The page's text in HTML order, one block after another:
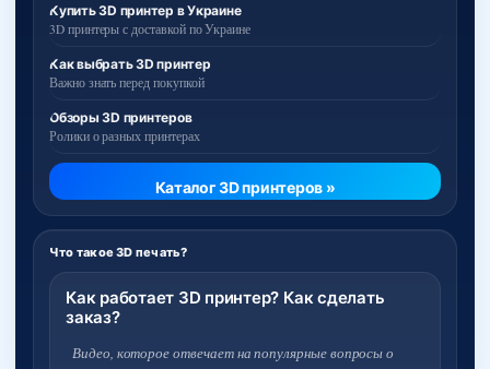
Купить 3D принтер в Украине
3D принтеры с доставкой по Украине
Как выбрать 3D принтер
Важно знать перед покупкой
Обзоры 3D принтеров
Ролики о разных принтерах
Каталог 3D принтеров »
Что такое 3D печать?
Как работает 3D принтер? Как сделать
заказ?
Видео, которое отвечает на популярные вопросы о